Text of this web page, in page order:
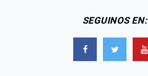
SEGUINOS EN: